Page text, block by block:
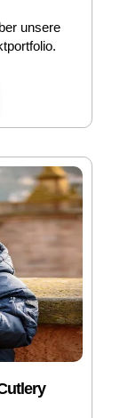
unsere